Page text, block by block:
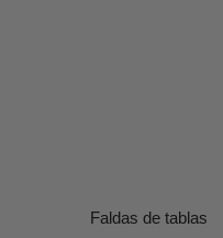
Faldas de tablas